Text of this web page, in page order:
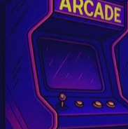
Zum
Inhalt
springen